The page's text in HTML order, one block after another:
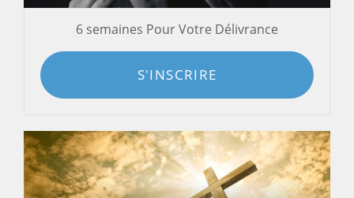
6 semaines Pour Votre Délivrance
S'INSCRIRE